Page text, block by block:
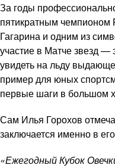
За годы
пятикратным чемпионом
Гагарина и одним из
участие в Матче звезд —
увидеть на льду
пример для юных
первые шаги в большом
Сам Илья Горохов
заключается именно в
«Ежегодный Кубок